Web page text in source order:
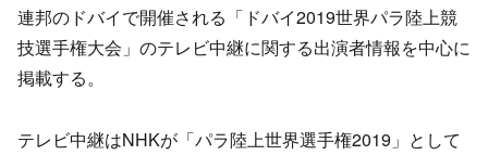
連邦のドバイで開催される「ドバイ2019世界パラ陸上競
技選手権大会」のテレビ中継に関する出演者情報を中心に
掲載する。
テレビ中継はNHKが「パラ陸上世界選手権2019」として